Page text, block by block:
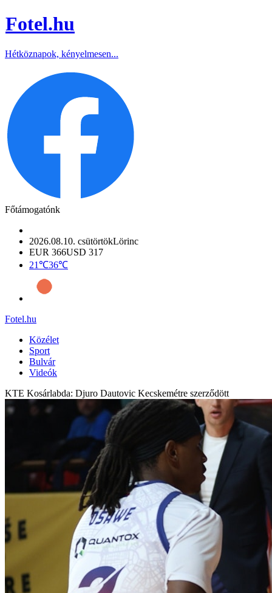
Fotel.hu
Hétköznapok, kényelmesen...
Főtámogatónk
2026.08.10. csütörtökLörinc
EUR 366USD 317
21℃36℃
Fotel.hu
Közélet
Sport
Bulvár
Videók
KTE Kosárlabda: Djuro Dautovic Kecskemétre szerződött